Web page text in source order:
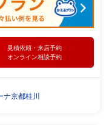
見積依頼・ 来店予約
オンライン相談予約
京都桂川